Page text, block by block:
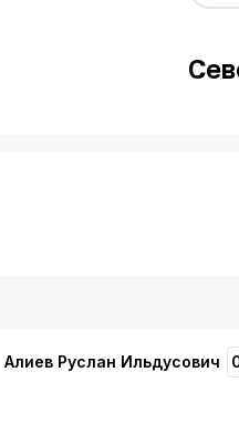
Алиев Руслан Ильдусович